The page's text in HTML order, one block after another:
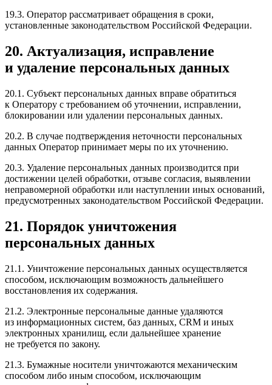
19.3. Оператор рассматривает обращения в сроки,
установленные законодательством Российской Федерации.
20. Актуализация, исправление
и удаление персональных данных
20.1. Субъект персональных данных вправе обратиться
к Оператору с требованием об уточнении, исправлении,
блокировании или удалении персональных данных.
20.2. В случае подтверждения неточности персональных
данных Оператор принимает меры по их уточнению.
20.3. Удаление персональных данных производится при
достижении целей обработки, отзыве согласия, выявлении
неправомерной обработки или наступлении иных оснований,
предусмотренных законодательством Российской Федерации.
21. Порядок уничтожения
персональных данных
21.1. Уничтожение персональных данных осуществляется
способом, исключающим возможность дальнейшего
восстановления их содержания.
21.2. Электронные персональные данные удаляются
из информационных систем, баз данных, CRM и иных
электронных хранилищ, если дальнейшее хранение
не требуется по закону.
21.3. Бумажные носители уничтожаются механическим
способом либо иным способом, исключающим